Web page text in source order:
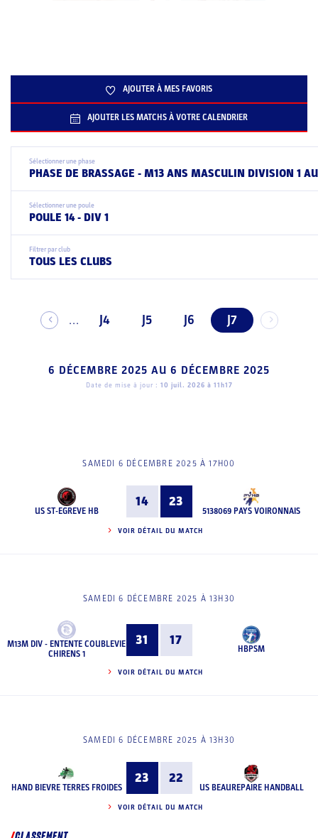
AJOUTER À MES FAVORIS
AJOUTER LES MATCHS À VOTRE CALENDRIER
Sélectionner une phase
PHASE DE BRASSAGE - M13 ANS MASCULIN DIVISION 1
Sélectionner une poule
POULE 14 - DIV 1
Filtrer par club
TOUS LES CLUBS
... J4 J5 J6 J7
6 DÉCEMBRE 2025 AU 6 DÉCEMBRE 2025
Date de mise à jour : 10 juil. 2026 à 11h17
SAMEDI 6 DÉCEMBRE 2025 À 17H00
US ST-EGREVE HB
14 23
5138069 PAYS VOIRONNAIS
VOIR DÉTAIL DU MATCH
SAMEDI 6 DÉCEMBRE 2025 À 13H30
M13M DIV - ENTENTE COUBLEVIE
CHIRENS 1
31 17
HBPSM
VOIR DÉTAIL DU MATCH
SAMEDI 6 DÉCEMBRE 2025 À 13H30
HAND BIEVRE TERRES FROIDES
23 22
US BEAUREPAIRE HANDBALL
VOIR DÉTAIL DU MATCH